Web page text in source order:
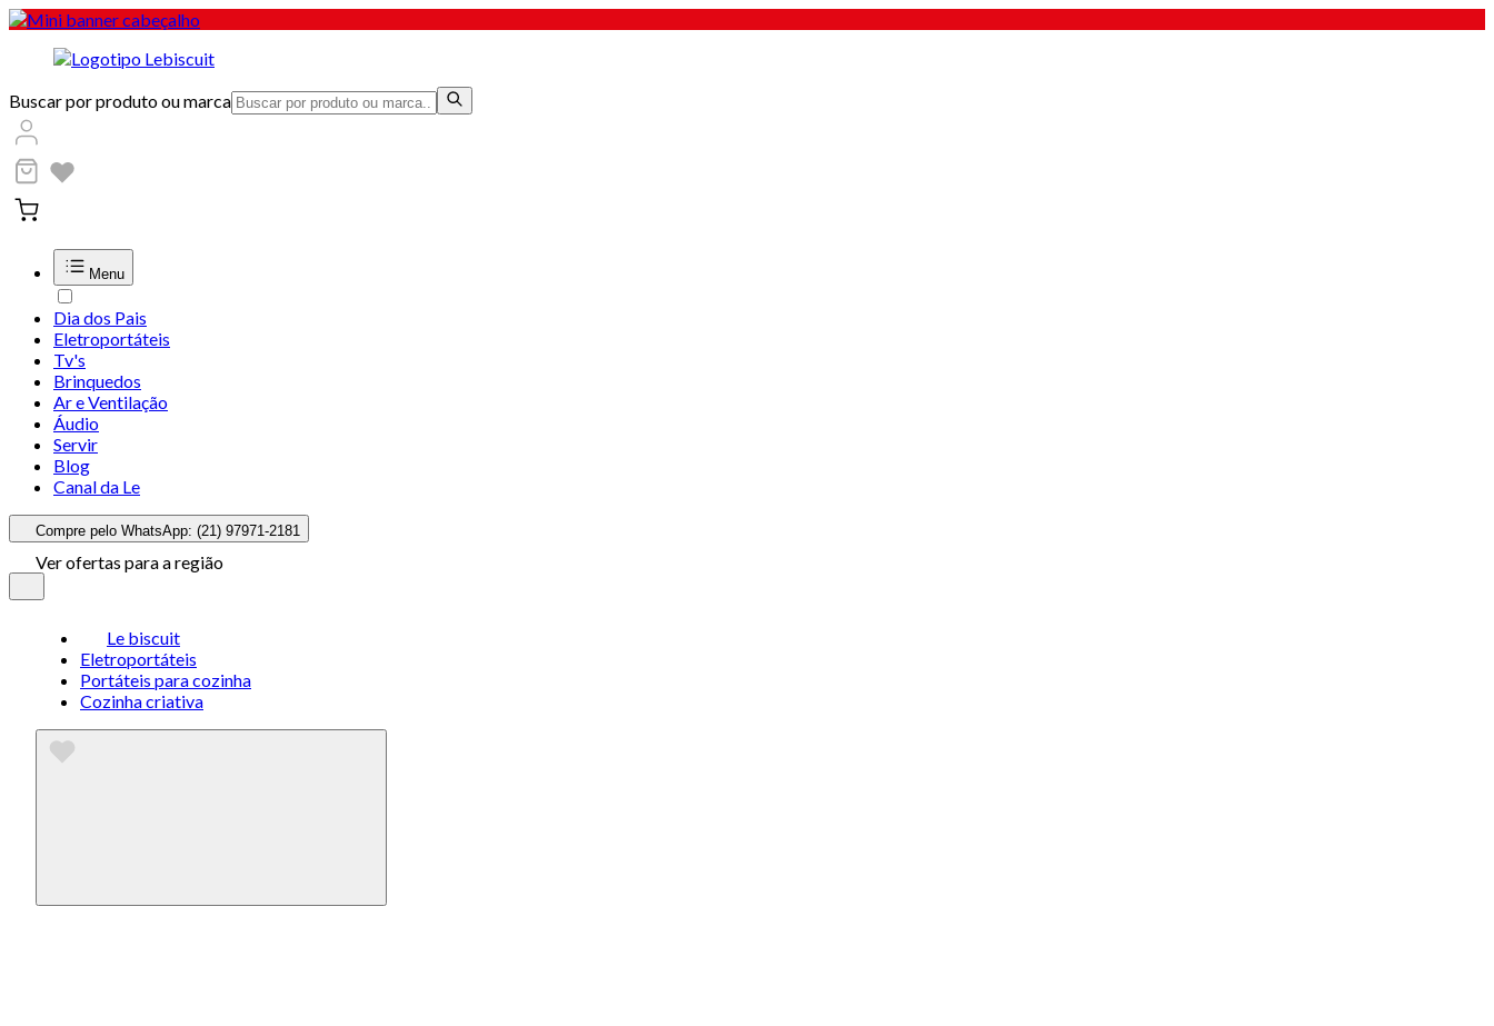
Buscar por produto ou marca
Menu
Dia dos Pais
Eletroportáteis
Tv's
Brinquedos
Ar e Ventilação
Áudio
Servir
Blog
Canal da Le
Compre pelo WhatsApp: (21) 97971-2181
Ver ofertas para a região
Le biscuit
Eletroportáteis
Portáteis para cozinha
Cozinha criativa